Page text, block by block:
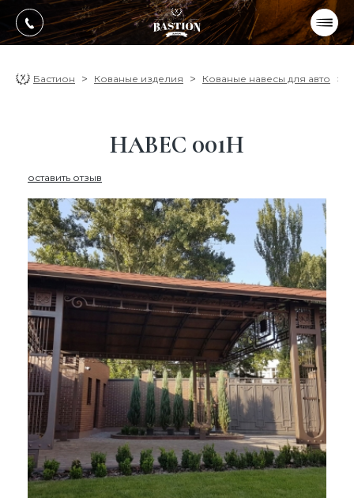
ПРОДУКЦИЯ
О компании
Портфолио работ
Блог
Контакти
Бастион Кованые изделия Кованые навесы для авто
НАВЕС 001Н
оставить отзыв